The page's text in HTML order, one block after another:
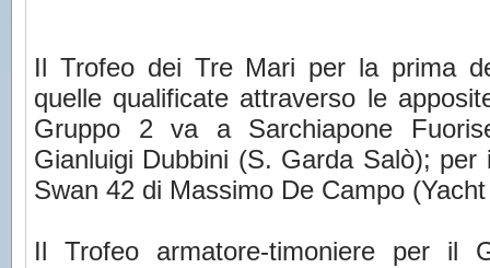
Il Trofeo dei Tre Mari per la prima
quelle qualificate attraverso le
Gruppo 2 va a Sarchiapone
Gianluigi Dubbini (S. Garda Salò);
Swan 42 di Massimo De Campo
Il Trofeo armatore-timoniere per il